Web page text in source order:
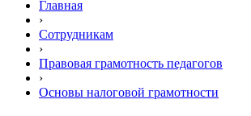
Главная
›
Сотрудникам
›
Правовая грамотность педагогов
›
Основы налоговой грамотности